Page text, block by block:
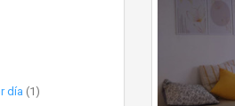
día (1)